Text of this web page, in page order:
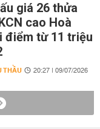
giá 26 thửa
cao Hoà
điểm từ 11 triệu
THẦU 20:27 | 09/07/2026